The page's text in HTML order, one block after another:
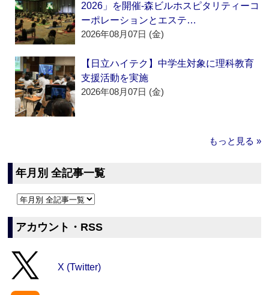
2026」を開催‐森ビルホスピタリティーコ
ーポレーションとエステ…
2026年08月07日 (金)
【日立ハイテク】中学生対象に理科教育
支援活動を実施
2026年08月07日 (金)
もっと見る »
年月別 全記事一覧
アカウント・RSS
X (Twitter)